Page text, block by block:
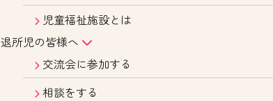
児童福祉施設とは
退所児の皆様へ
交流会に参加する
相談をする